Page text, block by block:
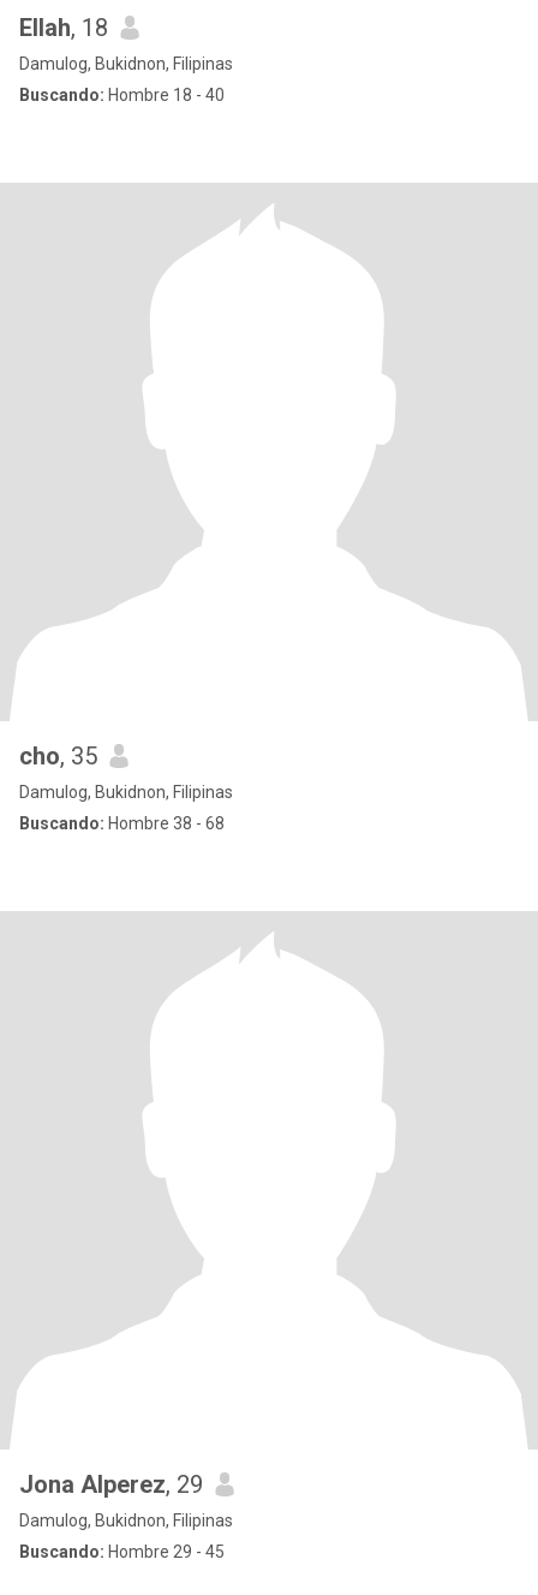
Ellah, 18
Damulog, Bukidnon, Filipinas
Buscando: Hombre 18 - 40
cho, 35
Damulog, Bukidnon, Filipinas
Buscando: Hombre 38 - 68
Jona Alperez, 29
Damulog, Bukidnon, Filipinas
Buscando: Hombre 29 - 45